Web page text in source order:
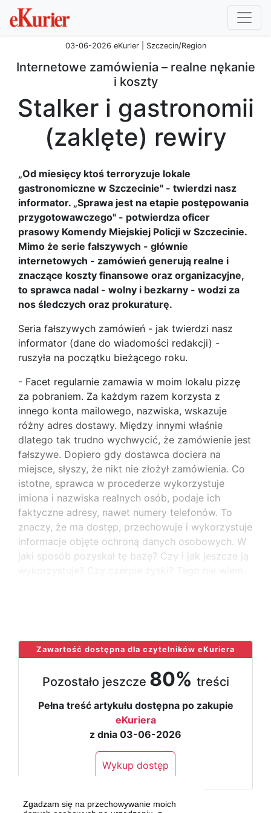
Zgadzam się na przechowywanie moich
03-06-2026 eKurier | Szczecin/Region
Internetowe zamówienia – realne nękanie
i koszty
Stalker i gastronomii
(zaklęte) rewiry
„Od miesięcy ktoś terroryzuje lokale
gastronomiczne w Szczecinie" - twierdzi nasz
informator. „Sprawa jest na etapie postępowania
przygotowawczego" - potwierdza oficer
prasowy Komendy Miejskiej Policji w Szczecinie.
Mimo że serie fałszywych - głównie
internetowych - zamówień generują realne i
znaczące koszty finansowe oraz organizacyjne,
to sprawca nadal - wolny i bezkarny - wodzi za
nos śledczych oraz prokuraturę.
Seria fałszywych zamówień - jak twierdzi nasz
informator (dane do wiadomości redakcji) -
ruszyła na początku bieżącego roku.
- Facet regularnie zamawia w moim lokalu pizzę
za pobraniem. Za każdym razem korzysta z
innego konta mailowego, nazwiska, wskazuje
różny adres dostawy. Między innymi właśnie
dlatego tak trudno wychwycić, że zamówienie jest
fałszywe. Dopiero gdy dostawca dociera na
miejsce, słyszy, że nikt nie złożył zamówienia. Co
istotne, sprawca w procederze wykorzystuje
imiona i nazwiska realnych osób, podaje ich
faktyczne adresy, nawet numery telefonów. To
znaczy, że ma dostęp, przechowuje i wykorzystuje
informacje objęte ochroną danych osobowych. W
jaki sposób pozyskał tę bazę? Czy i jak jeszcze ją
Zawartość dostępna dla czytelników eKuriera
Pozostało jeszcze 80% treści
Pełna treść artykułu dostępna po zakupie
eKuriera
z dnia 03-06-2026
Wykup dostęp